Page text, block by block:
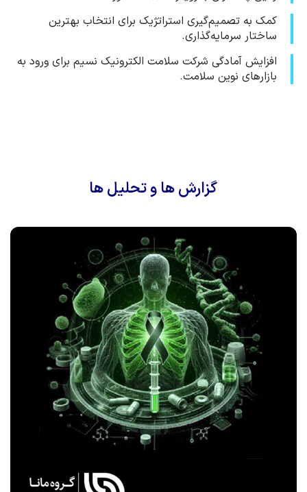
کمک به تصمیم‌گیری استراتژیک برای انتخاب بهترین
ساختار سرمایه‌گذاری.
افزایش آمادگی شرکت سلامت الکترونیک نسیم برای ورود به
بازارهای نوین سلامت.
گزارش ها و تحلیل ها